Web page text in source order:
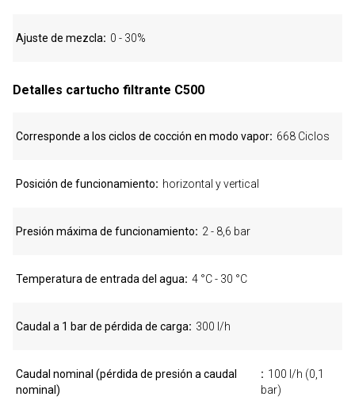
Ajuste de mezcla 0 - 30%
Detalles cartucho filtrante C500
Corresponde a los ciclos de cocción en modo vapor 668 Ciclos
Posición de funcionamiento horizontal y vertical
Presión máxima de funcionamiento 2 - 8,6 bar
Temperatura de entrada del agua 4 °C - 30 °C
Caudal a 1 bar de pérdida de carga 300 l/h
Caudal nominal (pérdida de presión a caudal
nominal)
100 l/h (0,1
bar)